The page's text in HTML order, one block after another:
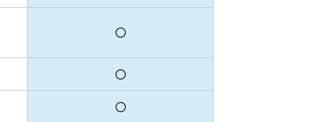
〇
〇
〇